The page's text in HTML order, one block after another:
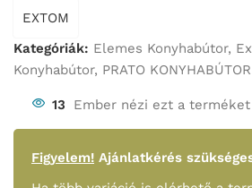
EXTOM
Kategóriák: Elemes Konyhabútor,
Konyhabútor, PRATO
13 Ember nézi ezt a
Figyelem! Ajánlatkérés